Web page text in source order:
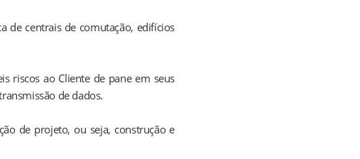
de centrais de comutação, edifícios
riscos ao Cliente de pane em seus
de dados.
de projeto, ou seja, construção e